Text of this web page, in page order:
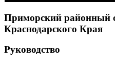
Приморский районный
Краснодарского Края
Руководство